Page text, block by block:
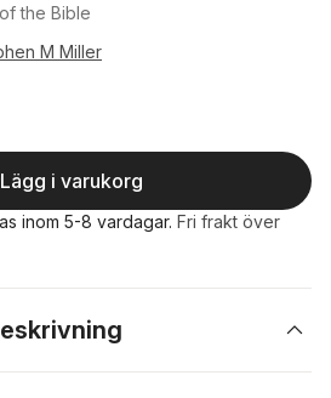
the Bible
M Miller
Lägg i varukorg
inom 5-8 vardagar. Fri frakt över